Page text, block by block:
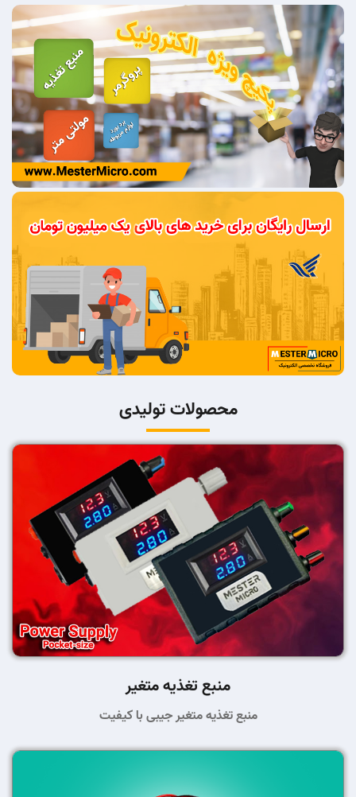
محصولات تولیدی
منبع تغذیه متغیر
منبع تغذیه متغیر جیبی با کیفیت